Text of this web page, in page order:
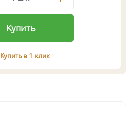
Купить
Купить в 1 клик